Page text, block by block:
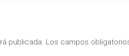
publicada. Los campos